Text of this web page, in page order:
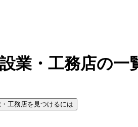
業・工務店の一
工務店を見つけるには